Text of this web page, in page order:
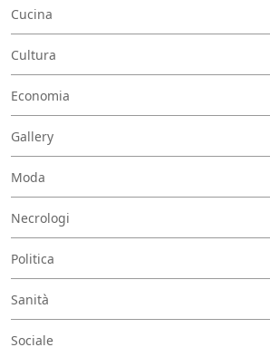
Cucina
Cultura
Economia
Gallery
Moda
Necrologi
Politica
Sanità
Sociale